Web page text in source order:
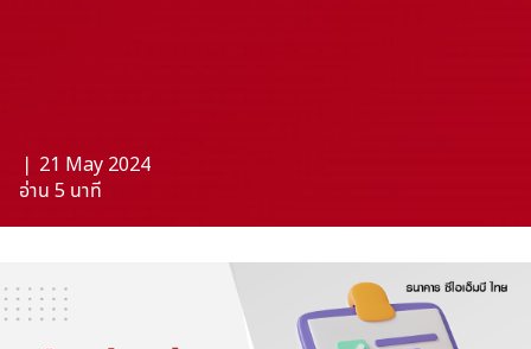
❘ 21 May 2024
อ่าน 5 นาที